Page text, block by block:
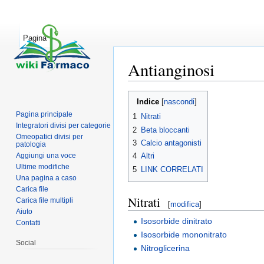
Antianginosi
Indice nascondi
1 Nitrati
2 Beta bloccanti
3 Calcio antagonisti
4 Altri
5
LINK CORRELATI
Nitrati [modifica]
Isosorbide dinitrato
Isosorbide mononitrato
Nitroglicerina
Pagina
Pagina principale
Integratori divisi per categorie
Omeopatici divisi per
patologia
Aggiungi una voce
Ultime modifiche
Una pagina a caso
Carica file
Carica file multipli
Aiuto
Contatti
Social